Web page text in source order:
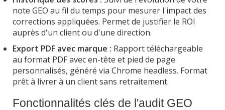
note GEO au fil du temps pour mesurer l'impact des
corrections appliquées. Permet de justifier le ROI
auprès d'un client ou d'une direction.
Export PDF avec marque : Rapport téléchargeable
au format PDF avec en-tête et pied de page
personnalisés, généré via Chrome headless. Format
prêt à livrer à un client sans retraitement.
Fonctionnalités clés de l'audit GEO